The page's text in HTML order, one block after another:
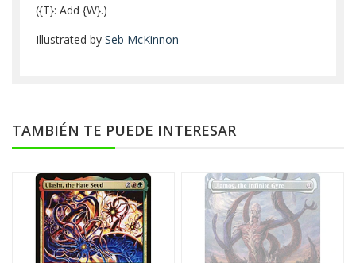
({T}: Add {W}.)
Illustrated by Seb McKinnon
TAMBIÉN TE PUEDE INTERESAR